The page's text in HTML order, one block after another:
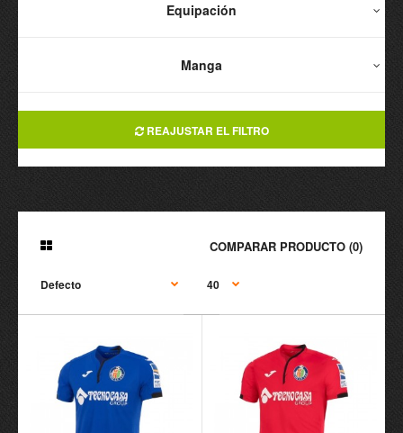
Equipación
Manga
REAJUSTAR EL FILTRO
COMPARAR PRODUCTO (0)